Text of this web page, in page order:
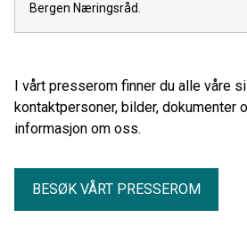
Bergen Næringsråd.
I vårt presserom finner du alle våre
kontaktpersoner, bilder, dokumenter
informasjon om oss.
BESØK VÅRT PRESSEROM